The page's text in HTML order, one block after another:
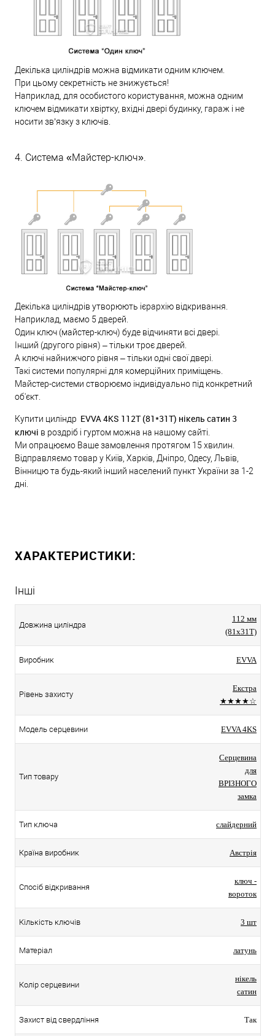
Декілька циліндрів можна відмикати одним ключем.
При цьому секретність не знижується!
Наприклад, для особистого користування, можна одним
ключем відмикати хвіртку, вхідні двері будинку, гараж і не
носити зв’язку з ключів.
4. Система «Майстер-ключ».
Декілька циліндрів утворюють ієрархію відкривання.
Наприклад, маємо 5 дверей.
Один ключ (майстер-ключ) буде відчиняти всі двері.
Інший (другого рівня) – тільки троє дверей.
А ключі найнижчого рівня – тільки одні свої двері.
Такі системи популярні для комерційних приміщень.
Майстер-системи створюємо індивідуально під конкретний
об'єкт.
Купити циліндр EVVA 4KS 112Т (81*31T) нікель сатин 3
ключі в роздріб і гуртом можна на нашому сайті.
Ми опрацюємо Ваше замовлення протягом 15 хвилин.
Відправляємо товар у Київ, Харків, Дніпро, Одесу, Львів,
Вінницю та будь-який інший населений пункт України за 1-2
дні.
ХАРАКТЕРИСТИКИ:
Інші
Довжина циліндра
112 мм
(81x31T)
Виробник EVVA
Рівень захисту
Екстра
★★★★☆
Модель серцевини EVVA 4KS
Тип товару
Серцевина
для
ВРІЗНОГО
замка
Тип ключа слайдерний
Країна виробник Австрія
Спосіб відкривання
ключ -
вороток
Кількість ключів 3 шт
Матеріал латунь
Колір серцевини
нікель
сатин
Захист від свердління Так